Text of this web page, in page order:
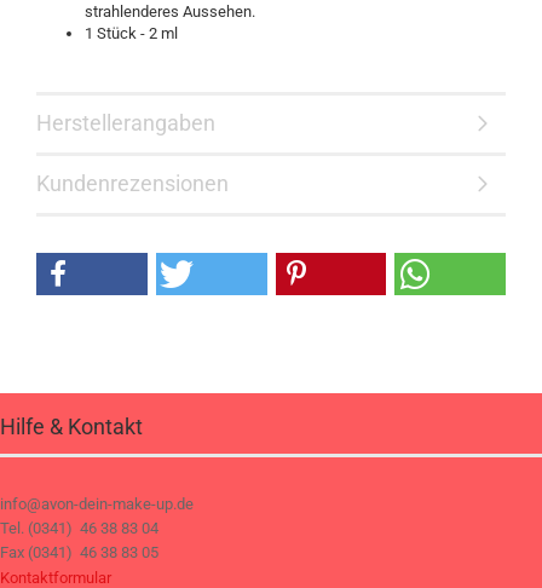
strahlenderes Aussehen.
1 Stück - 2 ml
Herstellerangaben
Kundenrezensionen
Hilfe & Kontakt
info@avon-dein-make-up.de
Tel. (0341) 46 38 83 04
Fax (0341) 46 38 83 05
Kontaktformular